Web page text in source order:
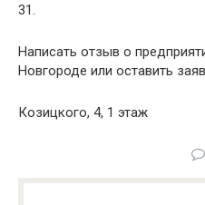
31.
Написать отзыв о
Новгороде или оставить
Козицкого, 4, 1 этаж